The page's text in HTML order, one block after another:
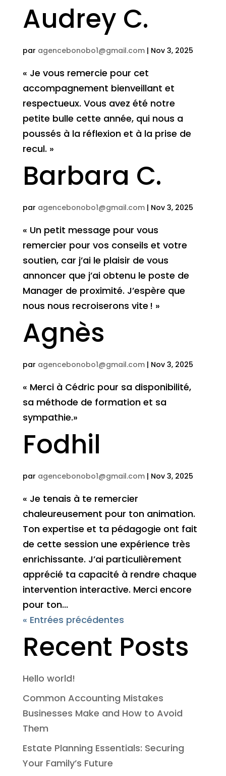
Audrey C.
par agencebonobo1@gmail.com| Nov 3, 2025
« Je vous remercie pour cet
accompagnement bienveillant et
respectueux. Vous avez été notre
petite bulle cette année, qui nous a
poussés à la réflexion et à la prise de
recul. »
Barbara C.
par agencebonobo1@gmail.com| Nov 3, 2025
« Un petit message pour vous
remercier pour vos conseils et votre
soutien, car j’ai le plaisir de vous
annoncer que j’ai obtenu le poste de
Manager de proximité. J’espère que
nous nous recroiserons vite ! »
Agnès
par agencebonobo1@gmail.com| Nov 3, 2025
« Merci à Cédric pour sa disponibilité,
sa méthode de formation et sa
sympathie.»
Fodhil
par agencebonobo1@gmail.com| Nov 3, 2025
« Je tenais à te remercier
chaleureusement pour ton animation.
Ton expertise et ta pédagogie ont fait
de cette session une expérience très
enrichissante. J’ai particulièrement
apprécié ta capacité à rendre chaque
intervention interactive. Merci encore
pour ton...
« Entrées précédentes
Recent Posts
Hello world!
Common Accounting Mistakes
Businesses Make and How to Avoid
Them
Estate Planning Essentials: Securing
Your Family’s Future